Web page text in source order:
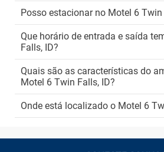
Posso estacionar no Motel 6 Twin
Que horário de entrada e saída
Falls, ID?
Quais são as características do
Motel 6 Twin Falls, ID?
Onde está localizado o Motel 6